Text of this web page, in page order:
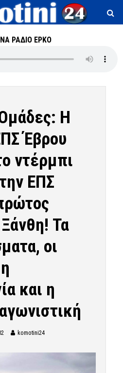
ΡΑΔΙΟ ΕΡΚΟ
Η
Έβρου
ντέρμπι
ΕΠΣ
Τα
οι
και η
komotini24